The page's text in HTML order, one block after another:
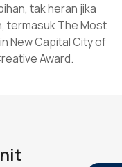
tak heran jika
termasuk The Most
New Capital City of
Award.